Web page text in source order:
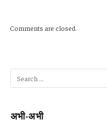
Comments are closed.
अभी-अभी